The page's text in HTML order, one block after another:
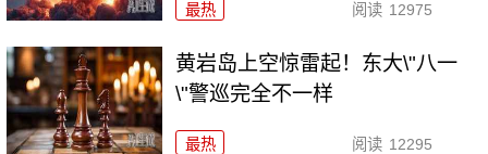
最热 阅读 12975
黄岩岛上空惊雷起！东大\"八一
\"警巡完全不一样
最热 阅读 12295